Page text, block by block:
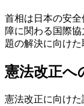
首相は日本の安
障に関わる国際
題の解決に向けた
憲法改正へ
憲法改正に向け